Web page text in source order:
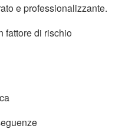
e professionalizzante.
fattore di rischio